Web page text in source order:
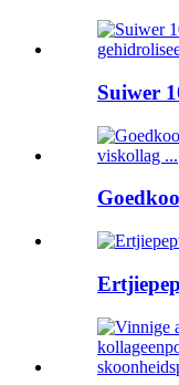
Suiwer